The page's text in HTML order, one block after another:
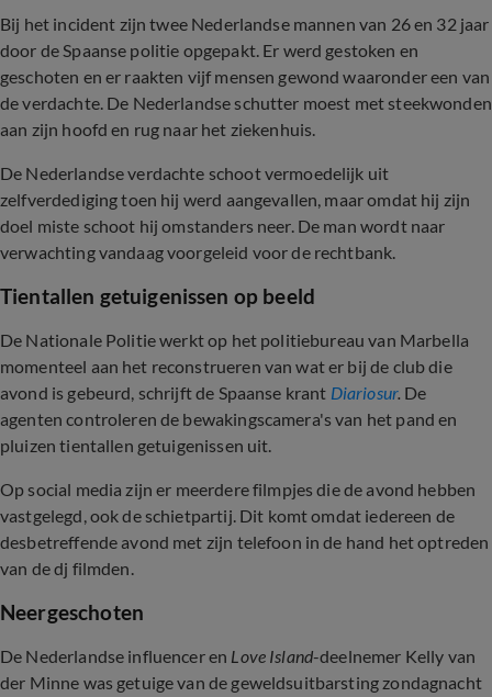
Bij het incident zijn twee Nederlandse mannen van 26 en 32 jaar
door de Spaanse politie opgepakt. Er werd gestoken en
geschoten en er raakten vijf mensen gewond waaronder een van
de verdachte. De Nederlandse schutter moest met steekwonden
aan zijn hoofd en rug naar het ziekenhuis.
De Nederlandse verdachte schoot vermoedelijk uit
zelfverdediging toen hij werd aangevallen, maar omdat hij zijn
doel miste schoot hij omstanders neer. De man wordt naar
verwachting vandaag voorgeleid voor de rechtbank.
Tientallen getuigenissen op beeld
De Nationale Politie werkt op het politiebureau van Marbella
momenteel aan het reconstrueren van wat er bij de club die
avond is gebeurd, schrijft de Spaanse krant Diariosur. De
agenten controleren de bewakingscamera's van het pand en
pluizen tientallen getuigenissen uit.
Op social media zijn er meerdere filmpjes die de avond hebben
vastgelegd, ook de schietpartij. Dit komt omdat iedereen de
desbetreffende avond met zijn telefoon in de hand het optreden
van de dj filmden.
Neergeschoten
De Nederlandse influencer en Love Island-deelnemer Kelly van
der Minne was getuige van de geweldsuitbarsting zondagnacht